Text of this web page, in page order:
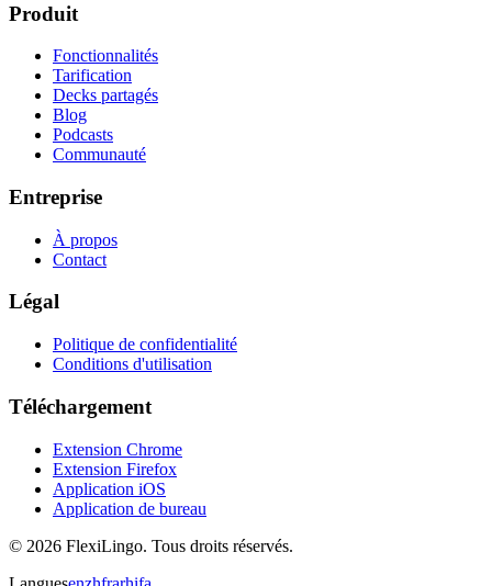
Produit
Fonctionnalités
Tarification
Decks partagés
Blog
Podcasts
Communauté
Entreprise
À propos
Contact
Légal
Politique de confidentialité
Conditions d'utilisation
Téléchargement
Extension Chrome
Extension Firefox
Application iOS
Application de bureau
© 2026 FlexiLingo. Tous droits réservés.